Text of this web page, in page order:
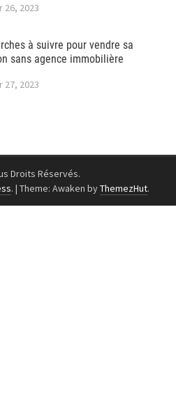
26, 2023
à suivre pour vendre sa
sans agence immobilière
27, 2023
Droits Réservés.
. | Theme: Awaken byThemezHut.